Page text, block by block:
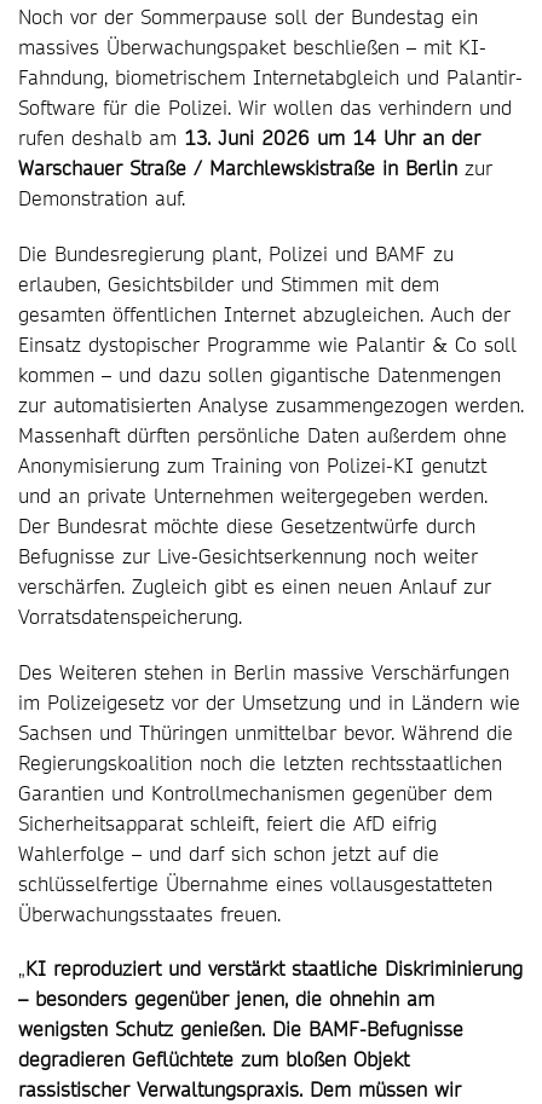
Noch vor der Sommerpause soll der Bundestag ein
massives Überwachungspaket beschließen – mit KI-
Fahndung, biometrischem Internetabgleich und Palantir-
Software für die Polizei. Wir wollen das verhindern und
rufen deshalb am 13. Juni 2026 um 14 Uhr an der
Warschauer Straße / Marchlewskistraße in Berlin zur
Demonstration auf.
Die Bundesregierung plant, Polizei und BAMF zu
erlauben, Gesichtsbilder und Stimmen mit dem
gesamten öffentlichen Internet abzugleichen. Auch der
Einsatz dystopischer Programme wie Palantir & Co soll
kommen – und dazu sollen gigantische Datenmengen
zur automatisierten Analyse zusammengezogen werden.
Massenhaft dürften persönliche Daten außerdem ohne
Anonymisierung zum Training von Polizei-KI genutzt
und an private Unternehmen weitergegeben werden.
Der Bundesrat möchte diese Gesetzentwürfe durch
Befugnisse zur Live-Gesichtserkennung noch weiter
verschärfen. Zugleich gibt es einen neuen Anlauf zur
Vorratsdatenspeicherung.
Des Weiteren stehen in Berlin massive Verschärfungen
im Polizeigesetz vor der Umsetzung und in Ländern wie
Sachsen und Thüringen unmittelbar bevor. Während die
Regierungskoalition noch die letzten rechtsstaatlichen
Garantien und Kontrollmechanismen gegenüber dem
Sicherheitsapparat schleift, feiert die AfD eifrig
Wahlerfolge – und darf sich schon jetzt auf die
schlüsselfertige Übernahme eines vollausgestatteten
Überwachungsstaates freuen.
„KI reproduziert und verstärkt staatliche Diskriminierung
– besonders gegenüber jenen, die ohnehin am
wenigsten Schutz genießen. Die BAMF-Befugnisse
degradieren Geflüchtete zum bloßen Objekt
rassistischer Verwaltungspraxis. Dem müssen wir